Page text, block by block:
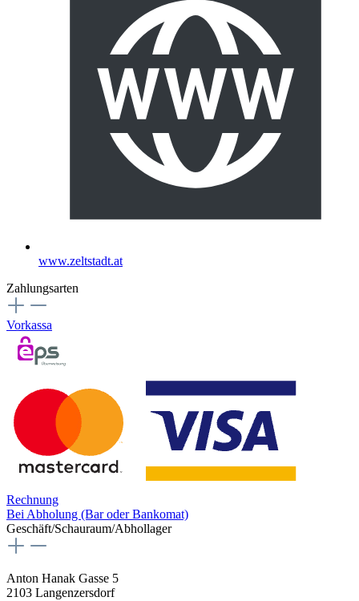
www.zeltstadt.at
Zahlungsarten
Vorkassa
Rechnung
Bei Abholung (Bar oder Bankomat)
Geschäft/Schauraum/Abhollager
Anton Hanak Gasse 5
2103 Langenzersdorf